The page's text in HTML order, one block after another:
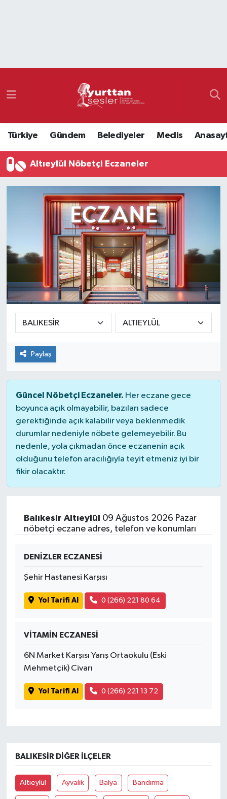
Türkiye Gündem Belediyeler Meclis
Altıeylül Nöbetçi Eczaneler
Paylaş
Güncel Nöbetçi Eczaneler. Her eczane gece
boyunca açık olmayabilir, bazıları sadece
gerektiğinde açık kalabilir veya beklenmedik
durumlar nedeniyle nöbete gelemeyebilir. Bu
nedenle, yola çıkmadan önce eczanenin açık
olduğunu telefon aracılığıyla teyit etmeniz iyi bir
fikir olacaktır.
Balıkesir Altıeylül
09 Ağustos 2026 Pazar
nöbetçi eczane adres, telefon ve konumları
DENİZLER ECZANESİ
Şehir Hastanesi Karşısı
Yol Tarifi Al 0 (266) 221 80 64
VİTAMİN ECZANESİ
6N Market Karşısı Yarış Ortaokulu (Eski
Mehmetçik) Civarı
Yol Tarifi Al 0 (266) 221 13 72
BALIKESIR DIĞER İLÇELER
Altıeylül Ayvalık Balya Bandırma
Namaz Vakitleri
Süper Lig Puan Durumu ve Fikstür
Tüm Manşetler
Son Dakika Haberleri
Haber Arşivi